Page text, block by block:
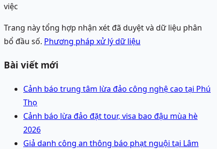
việc
Trang này tổng hợp nhận xét đã duyệt và dữ liệu phân
bổ đầu số. Phương pháp xử lý dữ liệu
Bài viết mới
Cảnh báo trung tâm lừa đảo công nghệ cao tại Phú
Thọ
Cảnh báo lừa đảo đặt tour, visa bao đậu mùa hè
2026
Giả danh công an thông báo phạt nguội tại Lâm